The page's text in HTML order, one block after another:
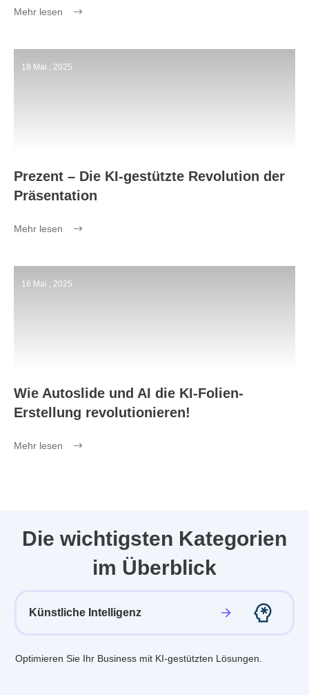
Mehr lesen
18 Mai , 2025
Prezent – Die KI-gestützte Revolution der
Präsentation
Mehr lesen
16 Mai , 2025
Wie Autoslide und AI die KI-Folien-
Erstellung revolutionieren!
Mehr lesen
Die wichtigsten Kategorien
im Überblick
Künstliche Intelligenz
Optimieren Sie Ihr Business mit KI-gestützten Lösungen.